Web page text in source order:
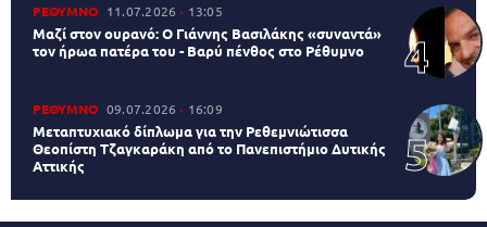
ΡΕΘΥΜΝΟ 11.07.2026 13:05
Μαζί στον ουρανό: Ο Γιάννης Βασιλάκης «συναντά»
τον ήρωα πατέρα του - Βαρύ πένθος στο Ρέθυμνο
ΡΕΘΥΜΝΟ 09.07.2026 16:09
Μεταπτυχιακό δίπλωμα για την Ρεθεμνιώτισσα
Θεοπίστη Τζαγκαράκη από το Πανεπιστήμιο Δυτικής
Αττικής